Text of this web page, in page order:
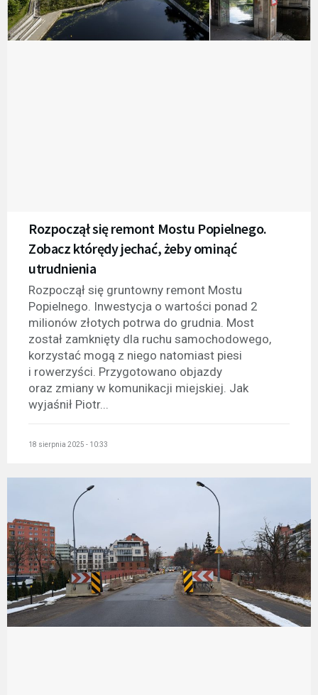
Rozpoczął się remont Mostu Popielnego.
Zobacz którędy jechać, żeby ominąć
utrudnienia
Rozpoczął się gruntowny remont Mostu
Popielnego. Inwestycja o wartości ponad 2
milionów złotych potrwa do grudnia. Most
został zamknięty dla ruchu samochodowego,
korzystać mogą z niego natomiast piesi
i rowerzyści. Przygotowano objazdy
oraz zmiany w komunikacji miejskiej. Jak
wyjaśnił Piotr...
18 sierpnia 2025 - 10:33